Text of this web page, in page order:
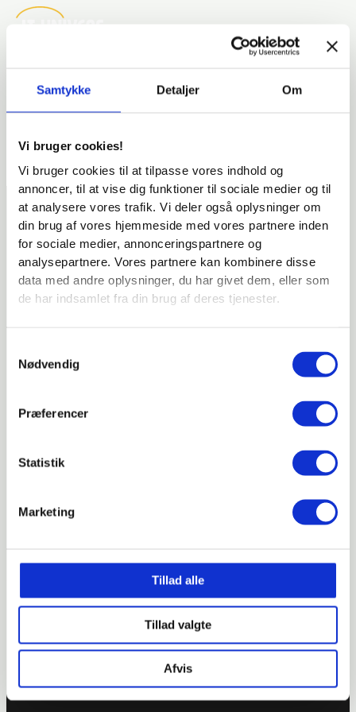
Samtykke Detaljer Om
Vi bruger cookies!
Vi bruger cookies til at tilpasse vores indhold og
annoncer, til at vise dig funktioner til sociale medier og til
at analysere vores trafik. Vi deler også oplysninger om
din brug af vores hjemmeside med vores partnere inden
for sociale medier, annonceringspartnere og
analysepartnere. Vores partnere kan kombinere disse
data med andre oplysninger, du har givet dem, eller som
de har indsamlet fra din brug af deres tjenester.
Nødvendig
Præferencer
Statistik
Marketing
Tillad alle
Tillad valgte
Afvis
Gå
E-læring
Kurser
E-læring til kommuner
Om
Kunder
21 77 34 63
3480 Fredensborg